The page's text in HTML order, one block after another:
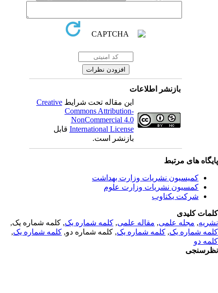
بازنشر اطلاعات
این مقاله تحت شرایطCreative
Commons Attribution-
NonCommercial 4.0
International Licenseقابل
بازنشر است.
های مرتبط
کمیسیون نشریات وزارت بهداشت
کمسیون نشریات وزارت علوم
شرکت یکتاوب
کلیدی
,مجله علمی, مقاله علمی, کلمه شماره یک, کلمه شماره یک,
شماره یک,کلمه شماره یک, کلمه شماره دو,کلمه شماره یک,
دو